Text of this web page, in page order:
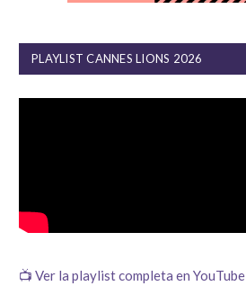
PLAYLIST CANNES LIONS 2026
📺 Ver la playlist completa en YouTube